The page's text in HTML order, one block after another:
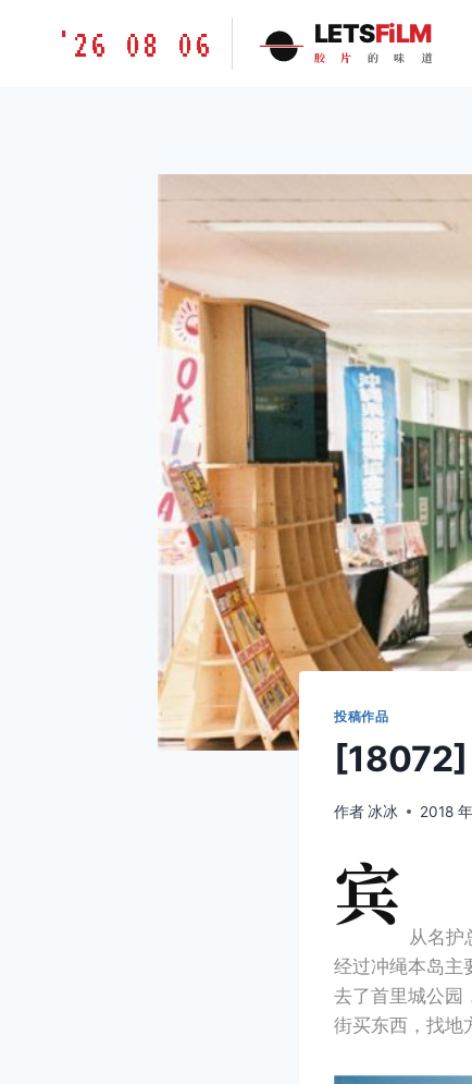
胶'26 08 06 LETSFiLM
胶 片 的 味 道
投稿作品
[18072]
作者 冰冰 2018
宾 从名护
经过冲绳本岛主
去了首里城公园
街买东西，找地